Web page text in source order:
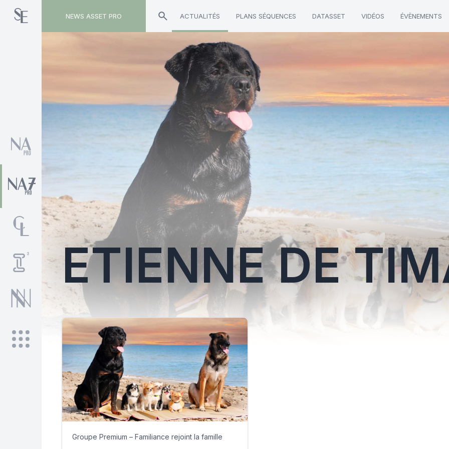
NEWS ASSET PRO ACTUALITÉS PLANS SÉQUENCES DATASSET VIDÉOS ÉVÈNEMENTS
ETIENNE DE
Groupe Premium – Familiance rejoint la famille